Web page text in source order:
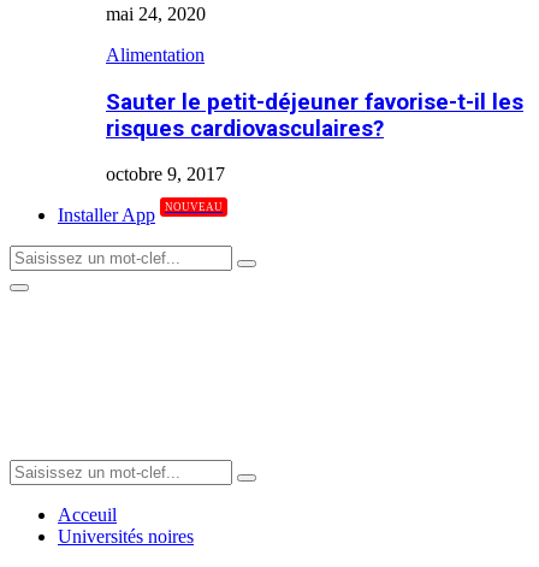
mai 24, 2020
Alimentation
Sauter le petit-déjeuner favorise-t-il les
risques cardiovasculaires?
octobre 9, 2017
Installer App
NOUVEAU
Search
for:
Search
Primary
Search
for:
Search
Acceuil
Universités noires